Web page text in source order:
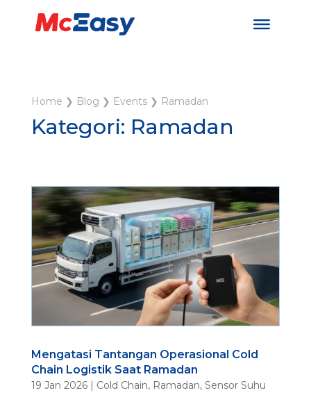
Home ❯ Blog ❯ Events❯ Ramadan
Kategori: Ramadan
Mengatasi Tantangan Operasional Cold
Chain Logistik Saat Ramadan
19 Jan 2026| Cold Chain, Ramadan, Sensor Suhu